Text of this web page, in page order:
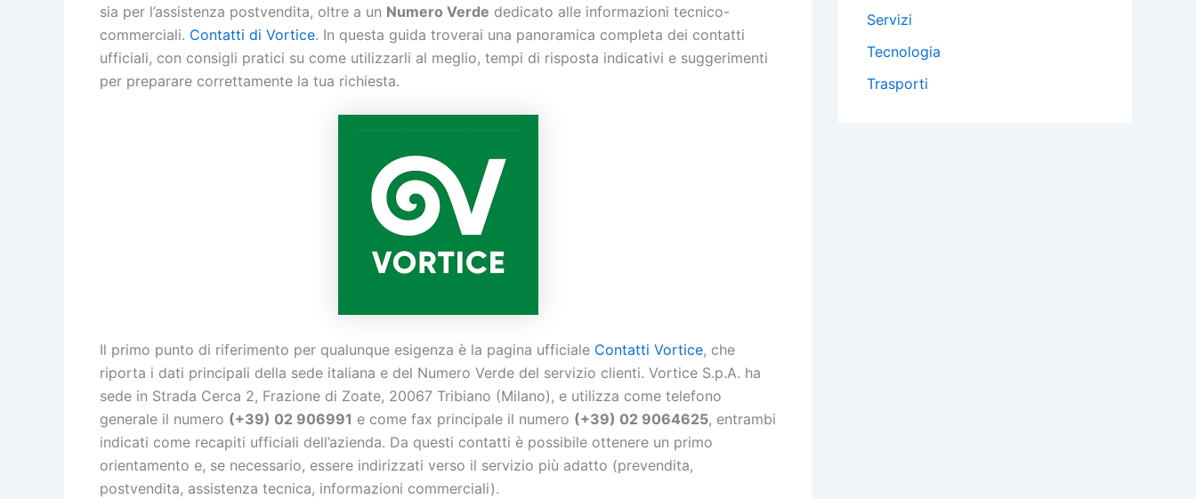
sia per l’assistenza postvendita, oltre a un Numero Verde dedicato alle informazioni tecnico-
commerciali. Contatti di Vortice. In questa guida troverai una panoramica completa dei contatti
ufficiali, con consigli pratici su come utilizzarli al meglio, tempi di risposta indicativi e suggerimenti
per preparare correttamente la tua richiesta.
Il primo punto di riferimento per qualunque esigenza è la pagina ufficiale Contatti Vortice, che
riporta i dati principali della sede italiana e del Numero Verde del servizio clienti. Vortice S.p.A. ha
sede in Strada Cerca 2, Frazione di Zoate, 20067 Tribiano (Milano), e utilizza come telefono
generale il numero (+39) 02 906991 e come fax principale il numero (+39) 02 9064625, entrambi
indicati come recapiti ufficiali dell’azienda. Da questi contatti è possibile ottenere un primo
orientamento e, se necessario, essere indirizzati verso il servizio più adatto (prevendita,
postvendita, assistenza tecnica, informazioni commerciali).
Servizi
Tecnologia
Trasporti